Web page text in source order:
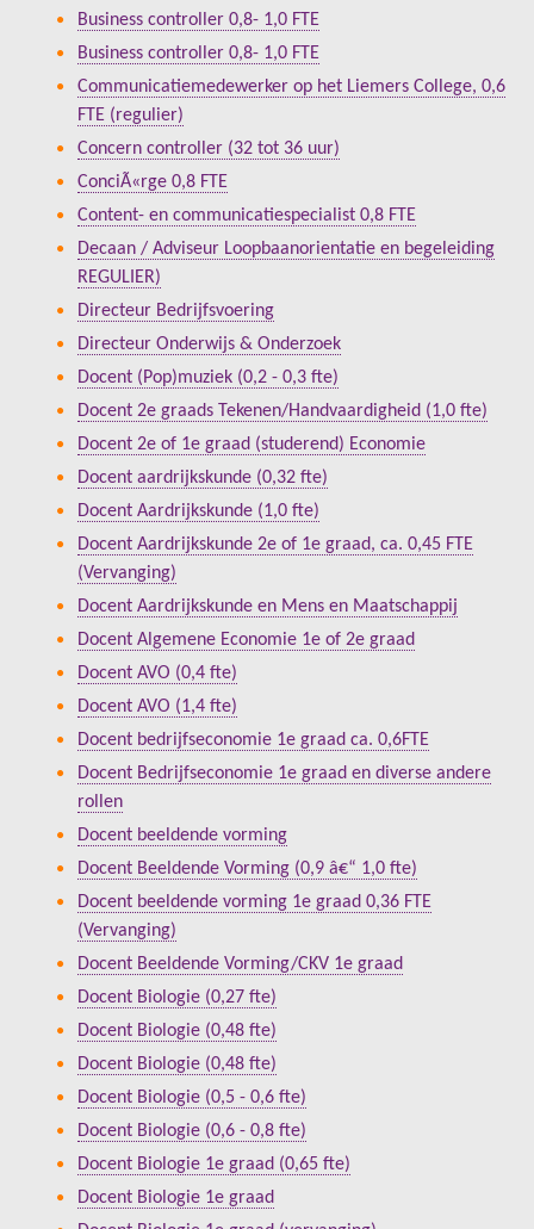
Business controller 0,8- 1,0 FTE
Business controller 0,8- 1,0 FTE
Communicatiemedewerker op het Liemers College, 0,6
FTE (regulier)
Concern controller (32 tot 36 uur)
ConciÃ«rge 0,8 FTE
Content- en communicatiespecialist 0,8 FTE
Decaan / Adviseur Loopbaanorientatie en begeleiding
REGULIER)
Directeur Bedrijfsvoering
Directeur Onderwijs & Onderzoek
Docent (Pop)muziek (0,2 - 0,3 fte)
Docent 2e graads Tekenen/Handvaardigheid (1,0 fte)
Docent 2e of 1e graad (studerend) Economie
Docent aardrijkskunde (0,32 fte)
Docent Aardrijkskunde (1,0 fte)
Docent Aardrijkskunde 2e of 1e graad, ca. 0,45 FTE
(Vervanging)
Docent Aardrijkskunde en Mens en Maatschappij
Docent Algemene Economie 1e of 2e graad
Docent AVO (0,4 fte)
Docent AVO (1,4 fte)
Docent bedrijfseconomie 1e graad ca. 0,6FTE
Docent Bedrijfseconomie 1e graad en diverse andere
rollen
Docent beeldende vorming
Docent Beeldende Vorming (0,9 â€“ 1,0 fte)
Docent beeldende vorming 1e graad 0,36 FTE
(Vervanging)
Docent Beeldende Vorming/CKV 1e graad
Docent Biologie (0,27 fte)
Docent Biologie (0,48 fte)
Docent Biologie (0,48 fte)
Docent Biologie (0,5 - 0,6 fte)
Docent Biologie (0,6 - 0,8 fte)
Docent Biologie 1e graad (0,65 fte)
Docent Biologie 1e graad